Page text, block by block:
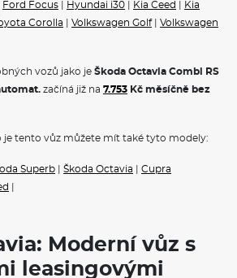
- 12 reproduktorů včetně subwooferu
nabíjení telefonu s chlazením
služeb Škoda Connect
rychlosti
brzda s funkcí Auto Hold
systém (ESC)
vzadu, i-Size a Top Tether na sedadle
(Turn Assist) a asistent pro vyhýbací
Ford Focus Hyundai i30 Kia Ceed
Kia
Corolla Volkswagen Golf| Volkswagen
vozů jako je Škoda Octavia Combi RS
začíná již na 7.753 Kč měsíčně bez
je tento vůz můžete mít také tyto modely:
Superb Škoda Octavia
Cupra
Moderní vůz s
leasingovými